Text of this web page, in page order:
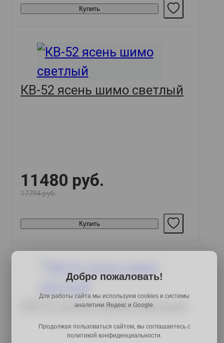
Купить
КВ-52 ясень шимо светлый
11480 руб.
17794 руб.
Купить
КМ-61 ясень шимо светлый
Добро пожаловать!
Для работы сайта мы используем cookies и системы
аналитики Яндекс и Google.
Продолжая пользоваться сайтом, вы соглашаетесь с
политикой конфиденциальности.